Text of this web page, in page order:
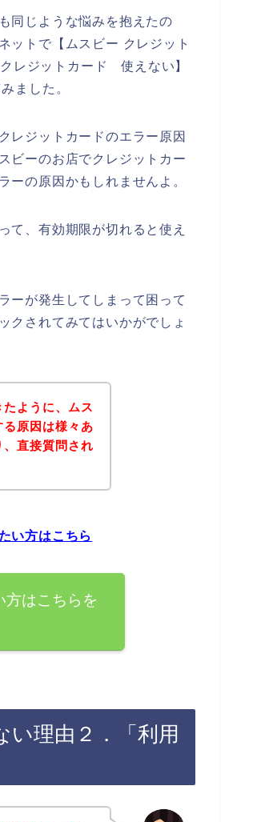
同じような悩みを抱えたの
ットで【ムスビー クレジット
レジットカード 使えない】
ました。
レジットカードのエラー原因
ビーのお店でクレジットカー
ーの原因かもしれませんよ。
て、有効期限が切れると使え
ーが発生してしまって困って
クされてみてはいかがでしょ
ように、ムス
原因は様々あ
、直接質問され
い方はこちら
方はこちらを
理由２．「利用